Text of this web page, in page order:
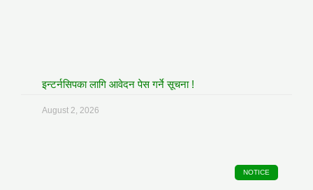
इन्टर्नसिपका लागि आवेदन पेस गर्ने सूचना !
August 2, 2026
NOTICE